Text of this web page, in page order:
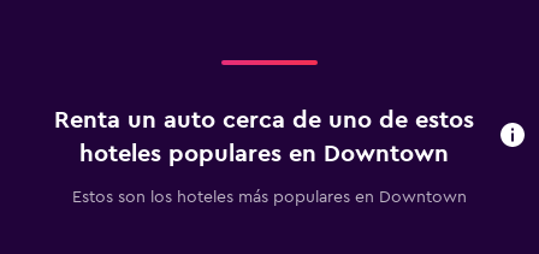
Renta un auto cerca de uno de estos
hoteles populares en Downtown
Estos son los hoteles más populares en Downtown